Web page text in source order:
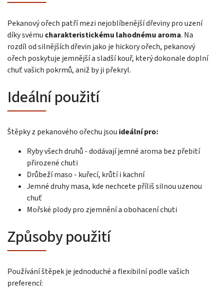
Pekanový ořech patří mezi nejoblíbenější dřeviny pro uzení
díky svému charakteristickému lahodnému aroma. Na
rozdíl od silnějších dřevin jako je hickory ořech, pekanový
ořech poskytuje jemnější a sladší kouř, který dokonale doplní
chuť vašich pokrmů, aniž by ji překryl.
Ideální použití
Štěpky z pekanového ořechu jsou ideální pro:
Ryby všech druhů - dodávají jemné aroma bez přebití
přirozené chuti
Drůbeží maso - kuřecí, krůtí i kachní
Jemné druhy masa, kde nechcete příliš silnou uzenou
chuť
Mořské plody pro zjemnění a obohacení chuti
Způsoby použití
Používání štěpek je jednoduché a flexibilní podle vašich
preferencí: